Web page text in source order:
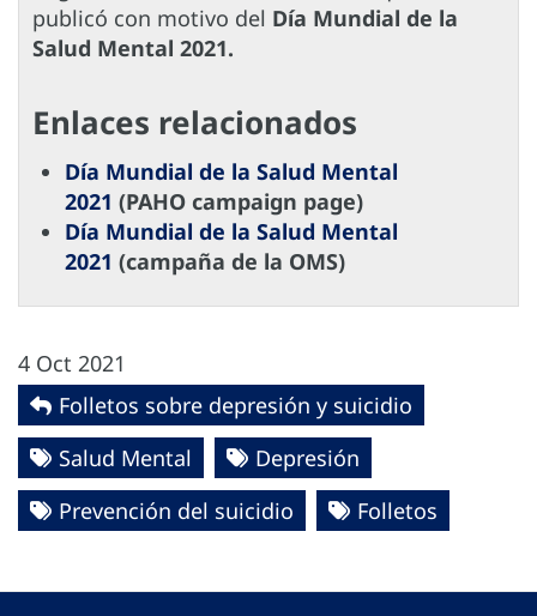
publicó con motivo del Día Mundial de la
Salud Mental 2021.
Enlaces relacionados
Día Mundial de la Salud Mental
2021 (PAHO campaign page)
Día Mundial de la Salud Mental
2021 (campaña de la OMS)
4 Oct 2021
Folletos sobre depresión y suicidio
Salud Mental
Depresión
Prevención del suicidio
Folletos